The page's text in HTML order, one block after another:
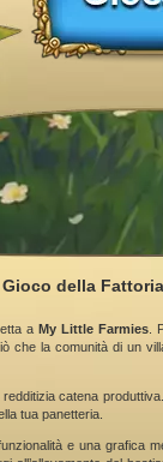
della
a My Little Farmies .
che la comunità di un
catena
tua panetteria.
e una grafica